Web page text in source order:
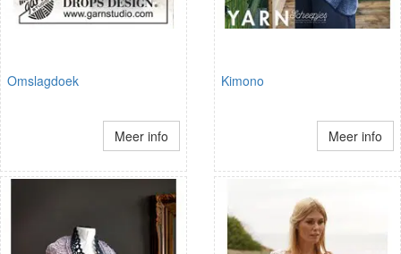
Omslagdoek
Meer info
Kimono
Meer info